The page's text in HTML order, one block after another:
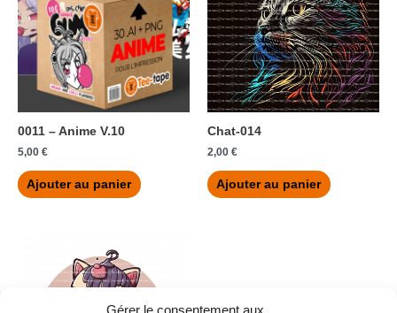
Gérer le consentement aux
0011 – Anime V.10
5,00 €
Ajouter au panier
Chat-014
2,00 €
Ajouter au panier